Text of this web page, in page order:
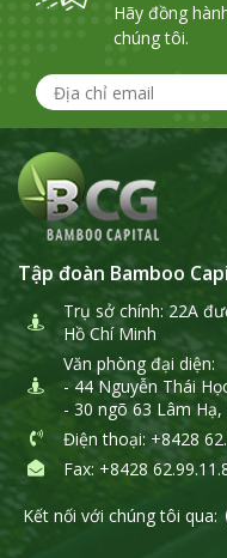
Hãy đồng
chúng tôi.
Tập đoàn Bamboo
Trụ sở chính: 22A
Hồ Chí Minh
Văn phòng đại diện:
- 44 Nguyễn Thái
- 30 ngõ 63 Lâm
Điện thoại: +8428
Fax: +8428
Kết nối với chúng tôi qua: